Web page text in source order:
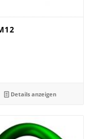
Details anzeigen